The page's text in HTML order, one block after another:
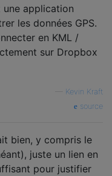
une application
les données GPS.
en KML /
sur Dropbox
Kevin Kraft
source
bien, y compris le
juste un lien en
pour justifier